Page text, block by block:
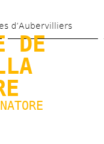
d’Aubervilliers
DE